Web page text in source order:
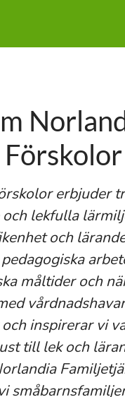
Förskolor
erbjuder
lekfulla
och
måltider och
inspirerar vi
till lek och